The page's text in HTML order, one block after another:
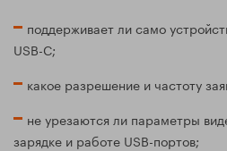
поддерживает ли само
USB-C;
какое разрешение и частоту
не урезаются ли параметры
зарядке и работе USB-портов;